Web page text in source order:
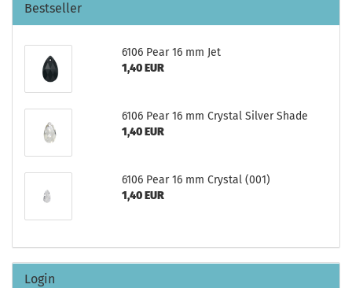
Bestseller
6106 Pear 16 mm Jet
1,40 EUR
6106 Pear 16 mm Crystal Silver Shade
1,40 EUR
6106 Pear 16 mm Crystal (001)
1,40 EUR
Login